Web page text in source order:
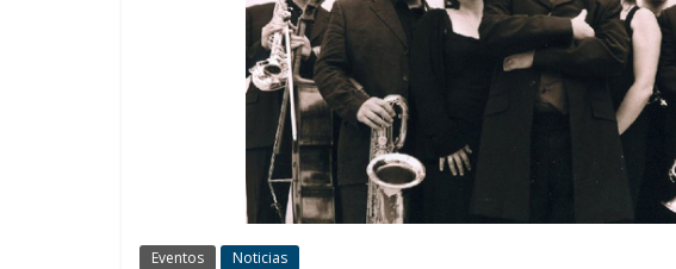
Eventos Noticias